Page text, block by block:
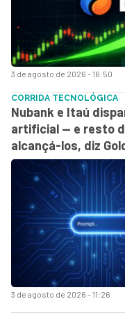
3 de agosto de 2026 - 16:50
3 de agosto de 2026 - 11:26
CORRIDA TECNOLÓGICA
Nubank e Itaú
artificial — e resto
alcançá-los, diz